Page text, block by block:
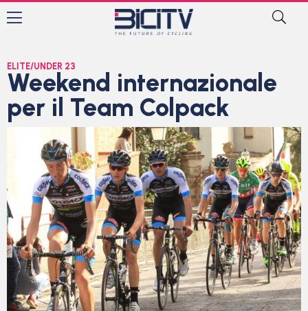
ELITE/UNDER 23
Weekend internazionale
per il Team Colpack